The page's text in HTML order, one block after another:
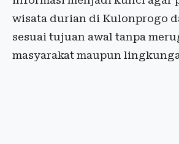
wisata durian di Kulonprogo
sesuai tujuan awal tanpa
masyarakat maupun